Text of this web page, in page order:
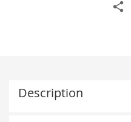
Description